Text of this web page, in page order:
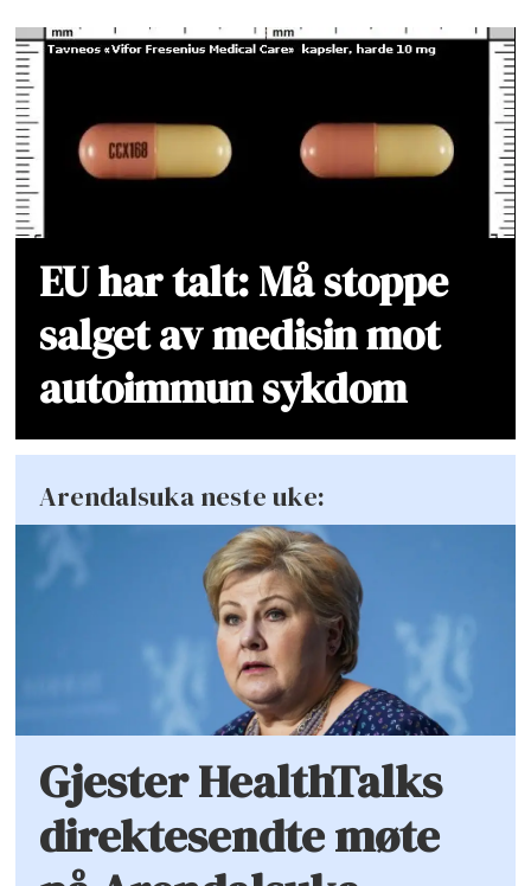
EU har talt: Må stoppe
salget av medisin mot
autoimmun sykdom
Arendalsuka neste uke:
Gjester HealthTalks
direktesendte møte